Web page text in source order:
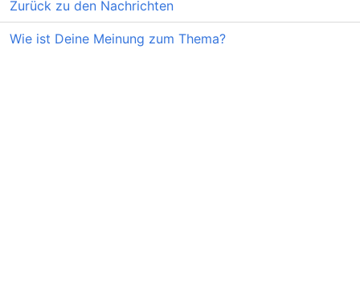
Zurück zu den Nachrichten
Wie ist Deine Meinung zum Thema?